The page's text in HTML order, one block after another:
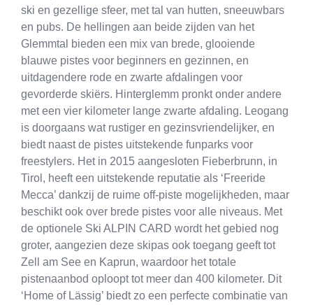
ski en gezellige sfeer, met tal van hutten, sneeuwbars
en pubs. De hellingen aan beide zijden van het
Glemmtal bieden een mix van brede, glooiende
blauwe pistes voor beginners en gezinnen, en
uitdagendere rode en zwarte afdalingen voor
gevorderde skiërs. Hinterglemm pronkt onder andere
met een vier kilometer lange zwarte afdaling. Leogang
is doorgaans wat rustiger en gezinsvriendelijker, en
biedt naast de pistes uitstekende funparks voor
freestylers. Het in 2015 aangesloten Fieberbrunn, in
Tirol, heeft een uitstekende reputatie als ‘Freeride
Mecca’ dankzij de ruime off-piste mogelijkheden, maar
beschikt ook over brede pistes voor alle niveaus. Met
de optionele Ski ALPIN CARD wordt het gebied nog
groter, aangezien deze skipas ook toegang geeft tot
Zell am See en Kaprun, waardoor het totale
pistenaanbod oploopt tot meer dan 400 kilometer. Dit
‘Home of Lässig’ biedt zo een perfecte combinatie van